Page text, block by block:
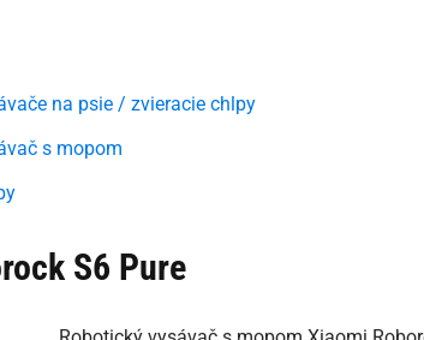
na psie / zvieracie chlpy
s mopom
S6 Pure